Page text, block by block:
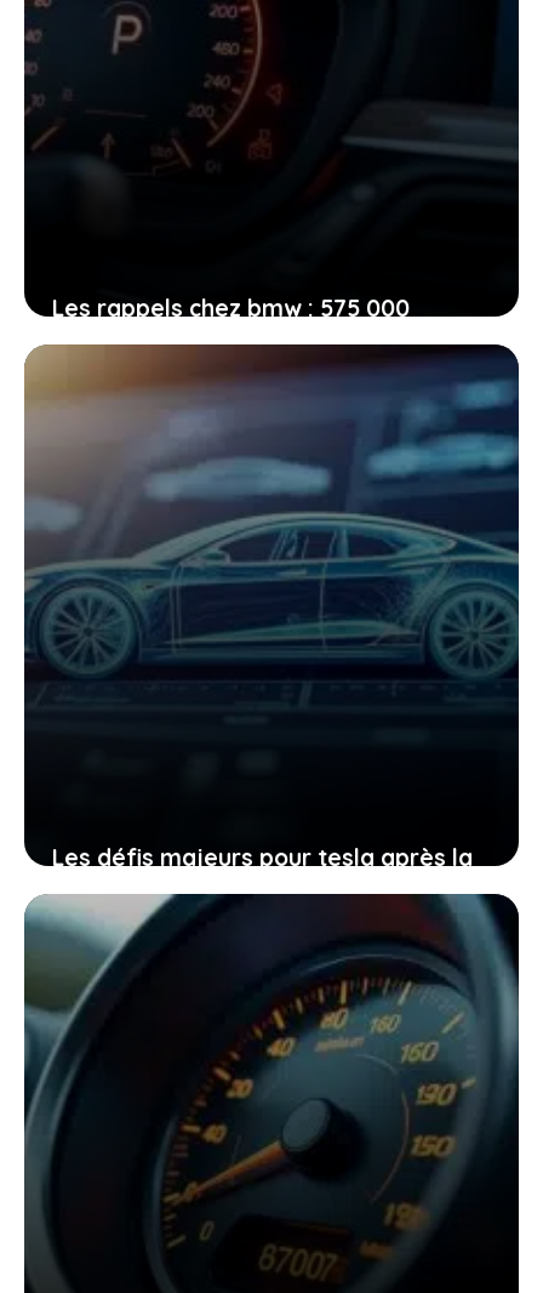
Les rappels chez bmw : 575 000
véhicules touchés par un problème
d’incendie lié au démarreur, êtes-vous
dans le coup ?
13 février 2026
Les défis majeurs pour tesla après la
décision chinoise qui bouleverse le
design de ses voitures
12 février 2026